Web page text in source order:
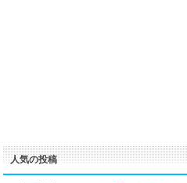
人気の投稿